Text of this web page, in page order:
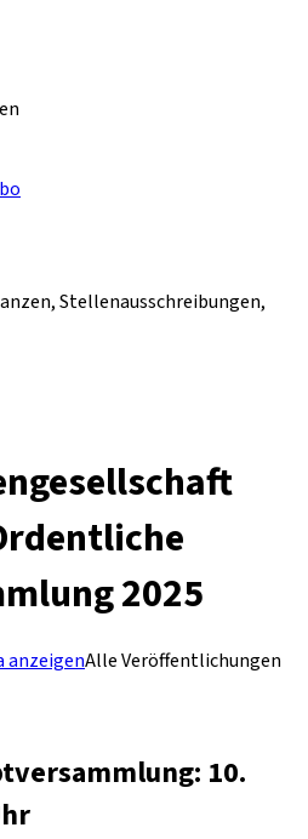
Stellenausschreibungen,
2025
anzeigenAlle Veröffentlichungen
10.